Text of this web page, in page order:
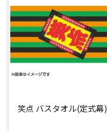
笑点 バスタオル(定式幕)